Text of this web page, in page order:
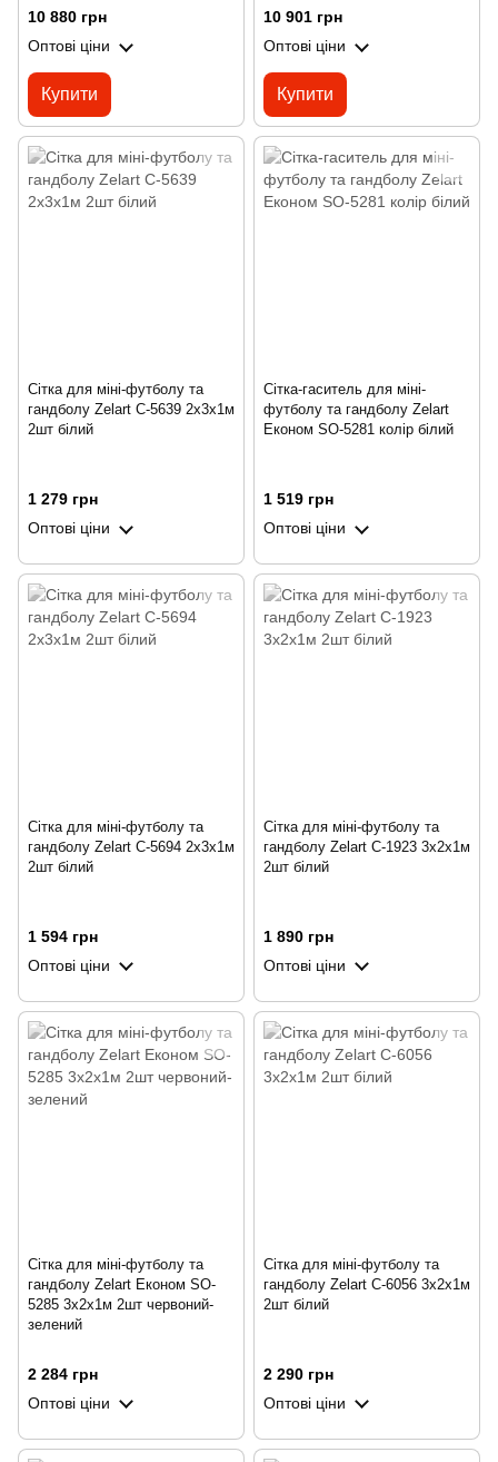
10 880 грн
Оптові ціни
Купити
10 901 грн
Оптові ціни
Купити
Сітка для міні-футболу та
гандболу Zelart C-5639 2x3x1м
2шт білий
1 279 грн
Оптові ціни
Сітка-гаситель для міні-
футболу та гандболу Zelart
Економ SO-5281 колір білий
1 519 грн
Оптові ціни
Сітка для міні-футболу та
гандболу Zelart C-5694 2x3x1м
2шт білий
1 594 грн
Оптові ціни
Сітка для міні-футболу та
гандболу Zelart C-1923 3x2x1м
2шт білий
1 890 грн
Оптові ціни
Сітка для міні-футболу та
гандболу Zelart Економ SO-
5285 3x2x1м 2шт червоний-
зелений
2 284 грн
Оптові ціни
Сітка для міні-футболу та
гандболу Zelart C-6056 3x2x1м
2шт білий
2 290 грн
Оптові ціни